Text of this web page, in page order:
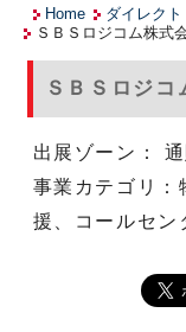
Home ダイレク
ＳＢＳロジコム株式
ＳＢＳロジコ
出展ゾーン：
事業カテゴリ：
援、コールセン